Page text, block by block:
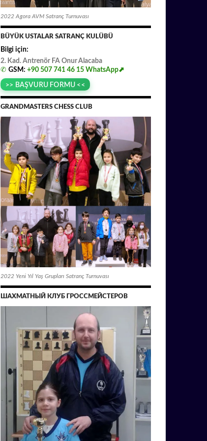
2022 Agora AVM Satranç Turnuvası
BÜYÜK USTALAR SATRANÇ KULÜBÜ
Bilgi için:
2. Kad. Antrenör FA Onur.Alacaba
✆ GSM: +90 507 741 46 15 WhatsApp⬈
>> BAŞVURU FORMU <<
GRANDMASTERS CHESS CLUB
2022 Yeni Yıl Yaş Grupları Satranç Turnuvası
ШАХМАТНЫЙ КЛУБ ГРОССМЕЙСТЕРОВ